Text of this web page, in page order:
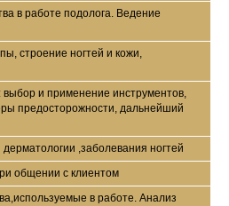
в работе подолога. Ведение
строение ногтей и кожи,
выбор и применение инструментов,
предосторожности, дальнейший
,заболевания ногтей
общении с клиентом
в работе. Анализ